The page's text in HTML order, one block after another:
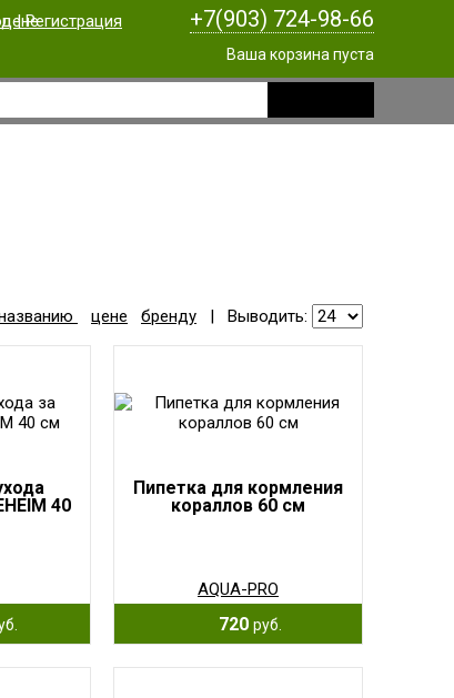
|Регистрация +7(903) 724-98-66
Ваша корзина пуста
цене бренду | Выводить:
40
Пипетка для кормления
кораллов 60 см
AQUA-PRO
720 руб.